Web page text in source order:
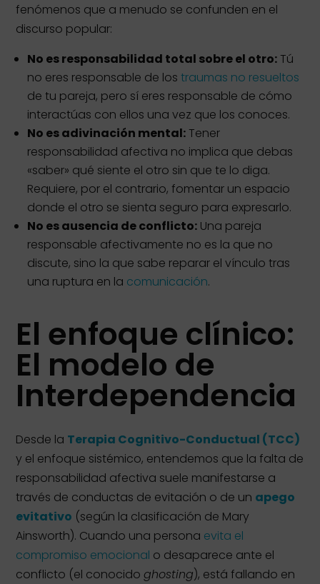
fenómenos que a menudo se confunden en el
discurso popular:
No es responsabilidad total sobre el otro: Tú
no eres responsable de lostraumas no resueltos
de tu pareja, pero sí eres responsable de cómo
interactúas con ellos una vez que los conoces.
No es adivinación mental: Tener
responsabilidad afectiva no implica que debas
«saber» qué siente el otro sin que te lo diga.
Requiere, por el contrario, fomentar un espacio
donde el otro se sienta seguro para expresarlo.
No es ausencia de conflicto: Una pareja
responsable afectivamente no es la que no
discute, sino la que sabe reparar el vínculo tras
una ruptura en la comunicación.
El enfoque clínico:
El modelo de
Interdependencia
Desde la Terapia Cognitivo-Conductual (TCC)
y el enfoque sistémico, entendemos que la falta de
responsabilidad afectiva suele manifestarse a
través de conductas de evitación o de un apego
evitativo (según la clasificación de Mary
Ainsworth). Cuando una persona evita el
compromiso emocional o desaparece ante el
conflicto (el conocido ghosting), está fallando en